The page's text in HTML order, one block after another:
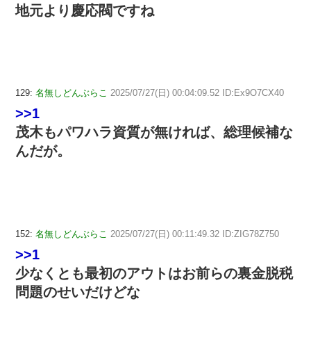
地元より慶応閥ですね
129: 名無しどんぶらこ 2025/07/27(日) 00:04:09.52 ID:Ex9O7CX40
>>1
茂木もパワハラ資質が無ければ、総理候補な
んだが。
152: 名無しどんぶらこ 2025/07/27(日) 00:11:49.32 ID:ZIG78Z750
>>1
少なくとも最初のアウトはお前らの裏金脱税
問題のせいだけどな